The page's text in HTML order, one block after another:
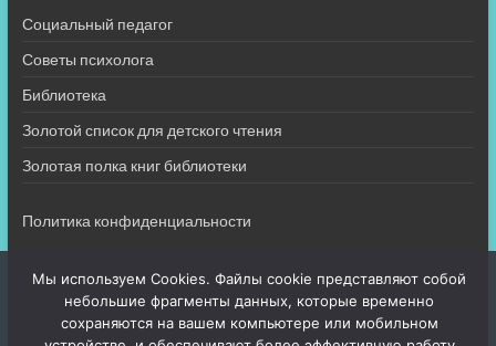
Социальный педагог
Советы психолога
Библиотека
Золотой список для детского чтения
Золотая полка книг библиотеки
Политика конфиденциальности
Мы используем Cookies. Файлы cookie представляют собой
небольшие фрагменты данных, которые временно
сохраняются на вашем компьютере или мобильном